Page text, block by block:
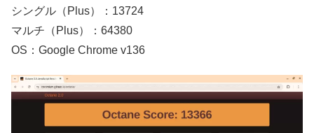
シングル（Plus）：13724
マルチ（Plus）：64380
OS：Google Chrome v136